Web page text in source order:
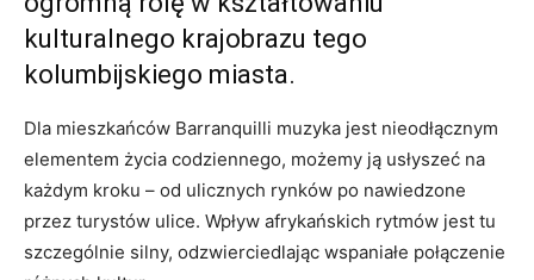
kulturalnego krajobrazu tego
kolumbijskiego miasta.
Dla mieszkańców Barranquilli muzyka jest nieodłącznym
elementem⁢ życia⁤ codziennego, możemy ją usłyszeć na
każdym⁢ kroku –‍ od ulicznych ​rynków po nawiedzone​
przez​ turystów ulice. ‍Wpływ afrykańskich rytmów jest tu
szczególnie silny, odzwierciedlając wspaniałe​ połączenie⁢